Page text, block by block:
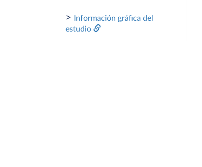
>
Información gráfica del
estudio